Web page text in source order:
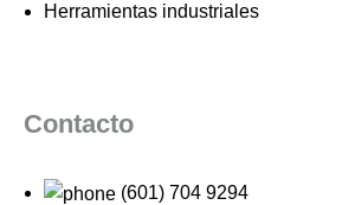
Herramientas industriales
Contacto
(601) 704 9294